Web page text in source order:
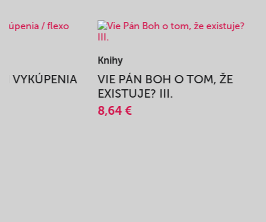
VYKÚPENIA
Knihy
VIE PÁN BOH O TOM, ŽE
EXISTUJE? III.
8,64 €